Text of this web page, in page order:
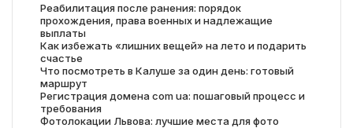
Реабилитация после ранения: порядок
прохождения, права военных и надлежащие
выплаты
Как избежать «лишних вещей» на лето и подарить
счастье
Что посмотреть в Калуше за один день: готовый
маршрут
Регистрация домена com ua: пошаговый процесс и
требования
Фотолокации Львова: лучшие места для фото